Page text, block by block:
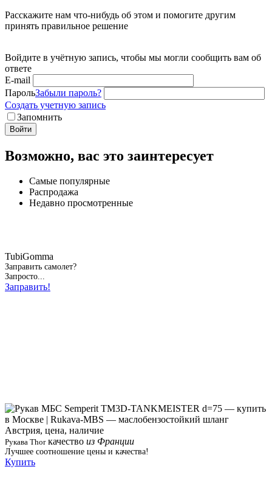
Расскажите нам что-нибудь об этом и помогите другим
принять правильное решение
Войдите в учётную запись, чтобы мы могли сообщить вам об
ответе
E-mail
ПарольЗабыли пароль?
Создать учетную запись
Запомнить
Войти
Возможно, вас это заинтересует
Самые популярные
Распродажа
Недавно просмотренные
TubiGomma
Заправить самолет?
Запросто...
Заправить!
Рукава Thorкачество из Франции
Лучшее соотношение цены и качества!
Купить